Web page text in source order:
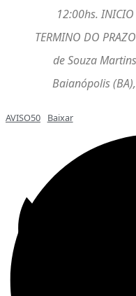
12:00hs.
TERMINO DO
de Souza
Baianópolis
AVISO50 Baixar